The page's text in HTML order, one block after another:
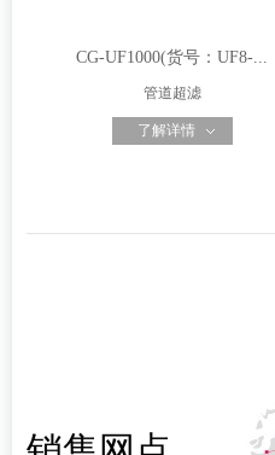
CG-UF1000(货号：UF8-...
管道超滤
了解详情